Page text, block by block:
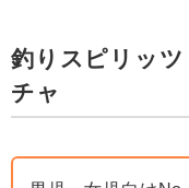
釣りスピリッ
チャ